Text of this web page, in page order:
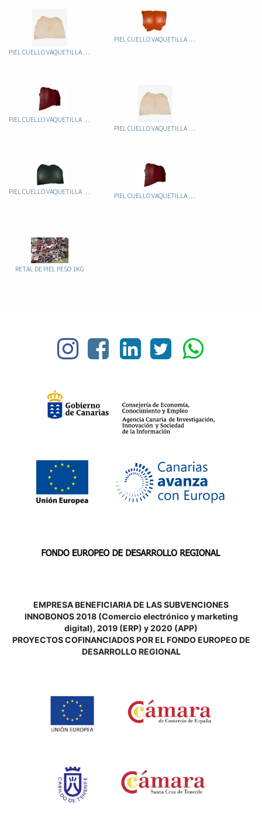
PIEL CUELLO VAQUETILLA 2.5-3.0 ATRAVEZADO
PIEL CUELLO VAQUETILLA 2.5-3.0 ATRAVEZADO COLORES
PIEL CUELLO VAQUETILLA 3.5-4.0 ATRAVEZADO PIEL CUELLO VAQUETILLA 3.5-4.0 ATRAVEZADO COLORES
RETAL DE PIEL PESO 1KG
EMPRESA BENEFICIARIA DE LAS SUBVENCIONES
INNOBONOS 2018 (Comercio electrónico y marketing
digital), 2019 (ERP) y 2020 (APP)
PROYECTOS COFINANCIADOS POR EL FONDO EUROPEO DE
DESARROLLO REGIONAL